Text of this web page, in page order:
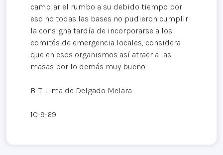
cambiar el rumbo a su debido tiempo por
eso no todas las bases no pudieron cumplir
la consigna tardía de incorporarse a los
comités de emergencia locales, considera
que en esos organismos así atraer a las
masas por lo demás muy bueno.
B. T. Lima de Delgado Melara
10-9-69